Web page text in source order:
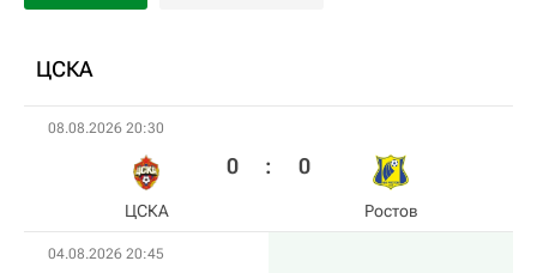
ЦСКА
08.08.2026 20:30
ЦСКА
0 : 0
Ростов
04.08.2026 20:45